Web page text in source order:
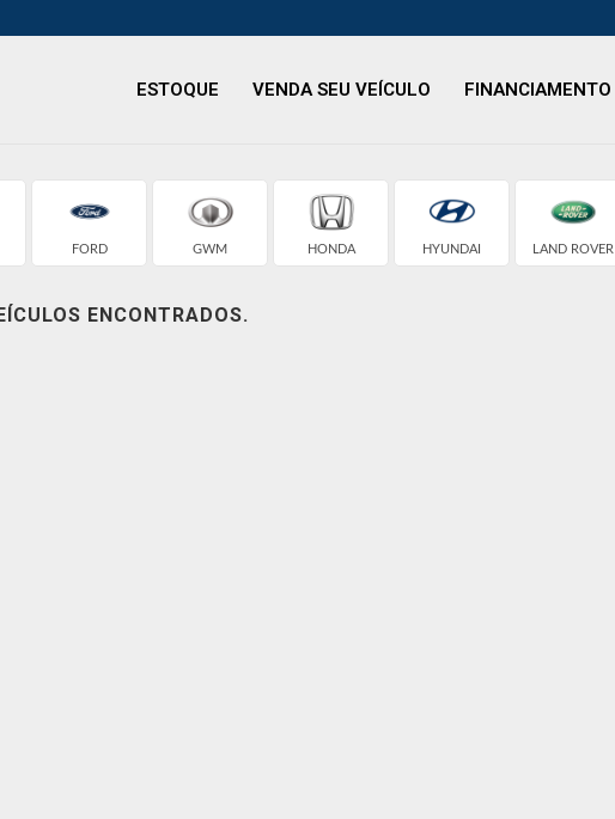
ESTOQUE VENDA SEU VEÍCULO FINANCIAMENTO
FORD GWM HONDA HYUNDAI LAND ROVER
ENCONTRADOS.